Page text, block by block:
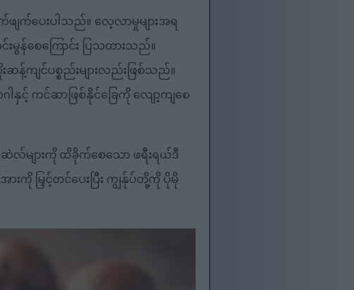
ျက်ပေးပါသည်။ လေ့လာမှုများအရ
မွန်စေကြောင်း ပြသထားသည်။
ျင်ပစ္စည်းများလည်းဖြစ်သည်။
ါနှင့် ကင်ဆာဖြစ်နိုင်ခြေကို လျော့ကျစေ
လ်များကို ထိခိုက်စေသော ဖရီးရယ်ဒီ
ကို မြှင့်တင်ပေးပြီး ကျွန်ုပ်တို့ကို ပိုမို